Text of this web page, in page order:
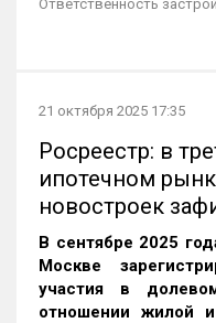
Ответственность
21 октября 2025 17:35
Росреестр: в
ипотечном
новостроек
В сентябре 2025
Москве
участия в
отношении жилой